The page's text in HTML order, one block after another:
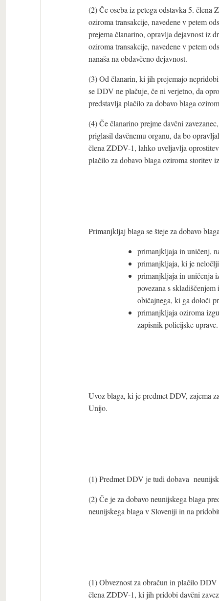
(2) Če oseba iz petega odstavka 5.
oziroma transakcije, navedene v petem
prejema članarino, opravlja dejavnost iz
oziroma transakcije, navedene v petem
nanaša na obdavčeno dejavnost.
(3) Od članarin, ki jih prejemajo
se DDV ne plačuje, če ni verjetno, da
predstavlja plačilo za dobavo blaga
(4) Če članarino prejme davčni
priglasil davčnemu organu, da bo
člena ZDDV-1, lahko uveljavlja
plačilo za dobavo blaga oziroma storitev
Primanjkljaj blaga se šteje za dobavo
primanjkljaja in uničenj,
primanjkljaja, ki je
primanjkljaja in uničenja
povezana s
običajnega, ki ga določi
primanjkljaja oziroma
zapisnik policijske uprave.
Uvoz blaga, ki je predmet DDV, zajema
Unijo.
(1) Predmet DDV je tudi dobava
(2) Če je za dobavo neunijskega blaga
neunijskega blaga v Sloveniji in na
(1) Obveznost za obračun in plačilo
člena ZDDV-1, ki jih pridobi davčni